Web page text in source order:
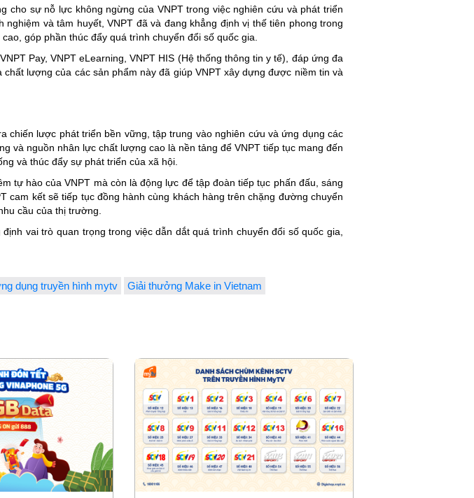
cho sự nỗ lực không ngừng của VNPT trong việc nghiên cứu và phát triển
và tâm huyết, VNPT đã và đang khẳng định vị thế tiên phong trong
góp phần thúc đẩy quá trình chuyển đổi số quốc gia.
Pay, VNPT eLearning, VNPT HIS (Hệ thống thông tin y tế), đáp ứng đa
lượng của các sản phẩm này đã giúp VNPT xây dựng được niềm tin và
chiến lược phát triển bền vững, tập trung vào nghiên cứu và ứng dụng các
và nguồn nhân lực chất lượng cao là nền tảng để VNPT tiếp tục mang đến
và thúc đẩy sự phát triển của xã hội.
tự hào của VNPT mà còn là động lực để tập đoàn tiếp tục phấn đấu, sáng
kết sẽ tiếp tục đồng hành cùng khách hàng trên chặng đường chuyển
cầu của thị trường.
vai trò quan trọng trong việc dẫn dắt quá trình chuyển đổi số quốc gia,
dụng truyền hình mytv Giải thưởng Make in Vietnam